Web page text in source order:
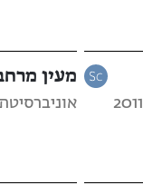
מעין
אוניברסיטת